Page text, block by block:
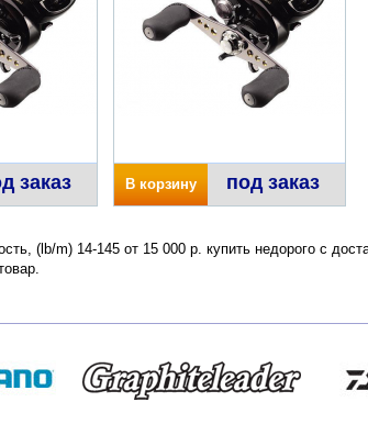
заказ В корзину под заказ
(lb/m) 14-145 от 15 000 р. купить недорого с